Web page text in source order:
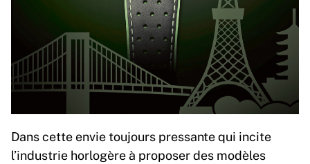
Dans cette envie toujours pressante qui incite
l’industrie horlogère à proposer des modèles